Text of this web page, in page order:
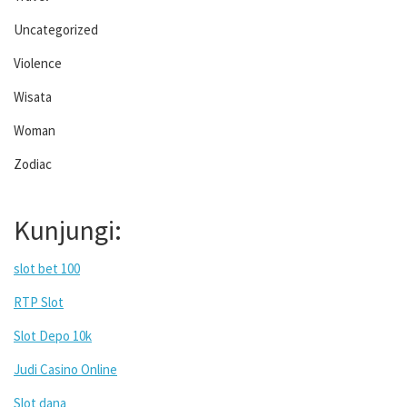
Uncategorized
Violence
Wisata
Woman
Zodiac
Kunjungi:
slot bet 100
RTP Slot
Slot Depo 10k
Judi Casino Online
Slot dana